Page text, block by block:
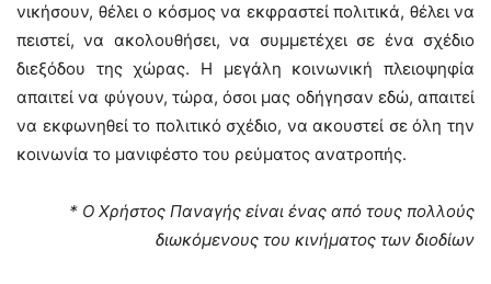
νικήσουν, θέλει ο κόσμος να εκφραστεί πολιτικά, θέλει να
πειστεί, να ακολουθήσει, να συμμετέχει σε ένα σχέδιο
διεξόδου της χώρας. Η μεγάλη κοινωνική πλειοψηφία
απαιτεί να φύγουν, τώρα, όσοι μας οδήγησαν εδώ, απαιτεί
να εκφωνηθεί το πολιτικό σχέδιο, να ακουστεί σε όλη την
κοινωνία το μανιφέστο του ρεύματος ανατροπής.
* Ο Χρήστος Παναγής είναι ένας από τους πολλούς
διωκόμενους του κινήματος των διοδίων